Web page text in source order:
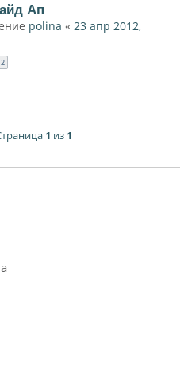
Ап
polina « 23 апр 2012,
2
1 из 1